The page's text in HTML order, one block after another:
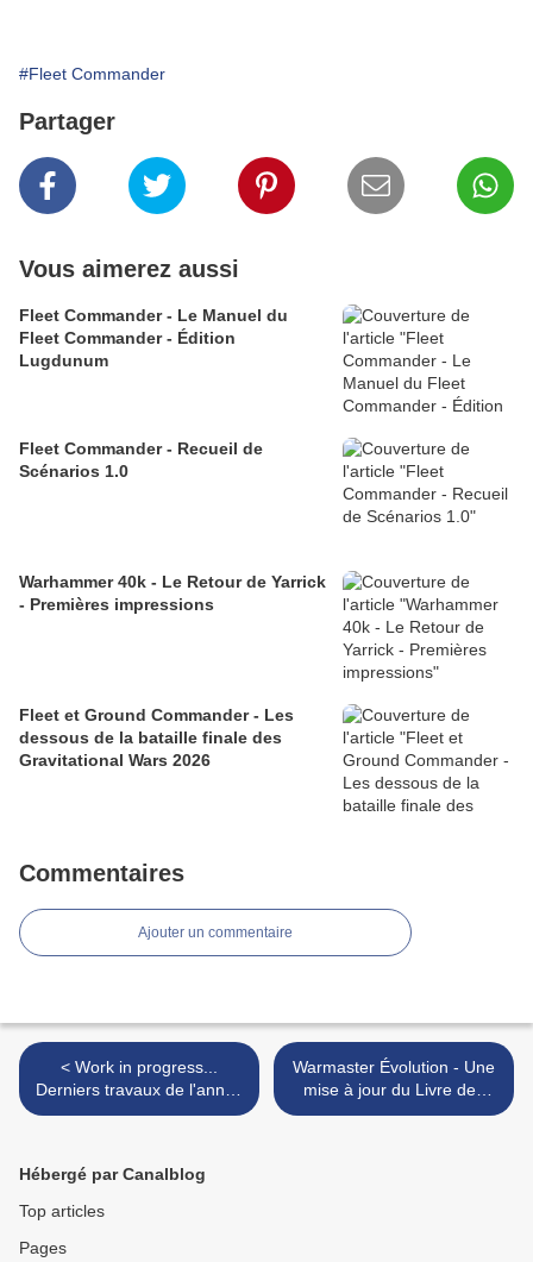
#Fleet Commander
Partager
Vous aimerez aussi
Fleet Commander - Le Manuel du
Fleet Commander - Édition
Lugdunum
Fleet Commander - Recueil de
Scénarios 1.0
Warhammer 40k - Le Retour de Yarrick
- Premières impressions
Fleet et Ground Commander - Les
dessous de la bataille finale des
Gravitational Wars 2026
Commentaires
Ajouter un commentaire
< Work in progress...
Derniers travaux de l'année
!
Warmaster Évolution - Une
mise à jour du Livre des
Armées pour Noël >
Hébergé par Canalblog
Top articles
Pages